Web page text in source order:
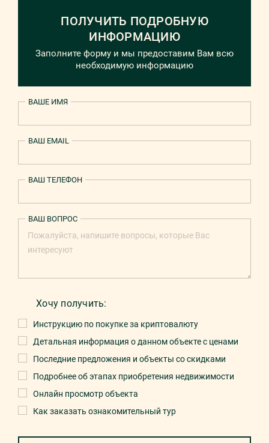
ПОЛУЧИТЬ ПОДРОБНУЮ
ИНФОРМАЦИЮ
Заполните форму и мы предоставим Вам всю
необходимую информацию
ВАШЕ ИМЯ
ВАШ EMAIL
ВАШ ТЕЛЕФОН
Хочу получить:
Инструкцию по покупке за криптовалюту
Детальная информация о данном объекте с ценами
Последние предложения и объекты со скидками
Подробнее об этапах приобретения недвижимости
Онлайн просмотр объекта
Как заказать ознакомительный тур
ВАШ ВОПРОС